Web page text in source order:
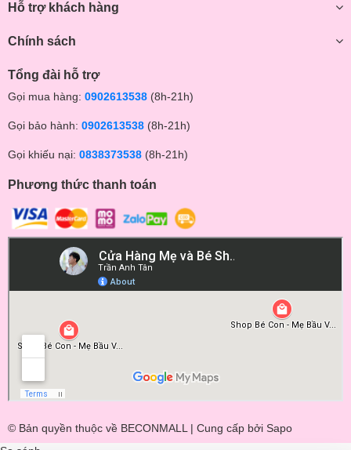
Hỗ trợ khách hàng
Chính sách
Tổng đài hỗ trợ
Gọi mua hàng: 0902613538 (8h-21h)
Gọi bảo hành: 0902613538 (8h-21h)
Gọi khiếu nại: 0838373538 (8h-21h)
Phương thức thanh toán
© Bản quyền thuộc về BECONMALL | Cung cấp bởi Sapo